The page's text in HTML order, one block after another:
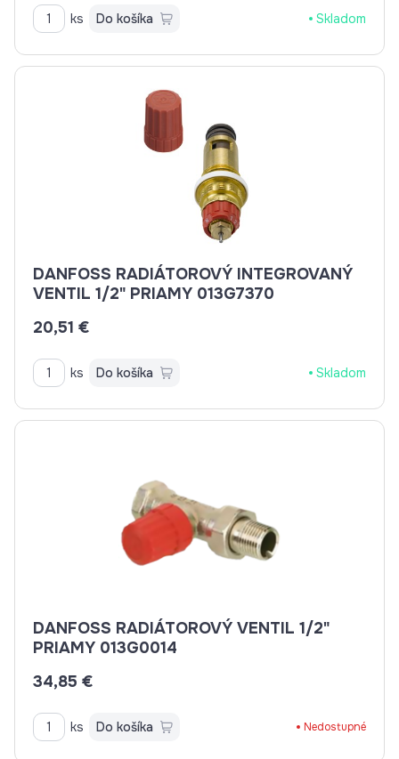
ks Do košíka Skladom
DANFOSS RADIÁTOROVÝ INTEGROVANÝ
VENTIL 1/2" PRIAMY 013G7370
20,51 €
ks Do košíka Skladom
DANFOSS RADIÁTOROVÝ VENTIL 1/2"
PRIAMY 013G0014
34,85 €
ks Do košíka Nedostupné